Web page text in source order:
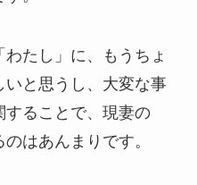
たし」に、もうちょ
いと思うし、大変な事
ることで、現妻の
はあんまりです。